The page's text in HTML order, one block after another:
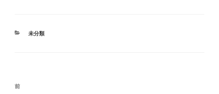
カ
未分類
投
過
前